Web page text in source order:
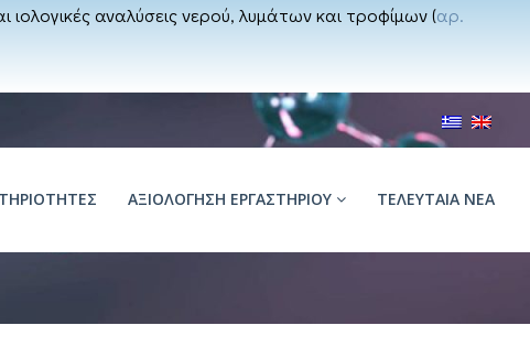
αναλύσεις νερού, λυμάτων και τροφίμων (αρ.
ΑΞΙΟΛΟΓΗΣΗ ΕΡΓΑΣΤΗΡΙΟΥ ΤΕΛΕΥΤΑΙΑ ΝΕΑ